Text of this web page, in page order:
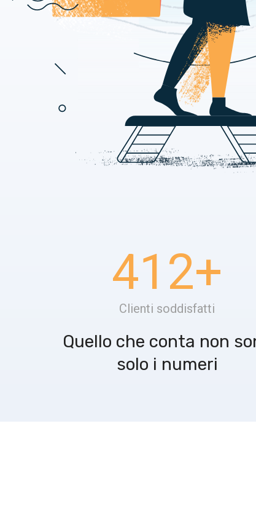
412+
Clienti soddisfatti
Quello che conta non
solo i numeri